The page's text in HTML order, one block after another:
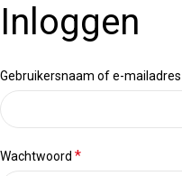
Inloggen
Gebruikersnaam of e-mailadres
Wachtwoord *